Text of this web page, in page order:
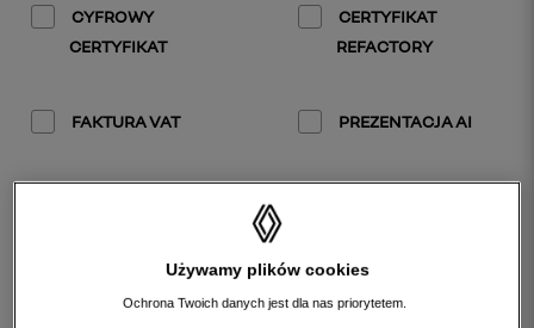
CYFROWY
CERTYFIKAT
CERTYFIKAT
REFACTORY
FAKTURA VAT PREZENTACJA AI
WYNIKI WYSZUKIWANIA
Używamy plików cookies
Ochrona Twoich danych jest dla nas priorytetem.